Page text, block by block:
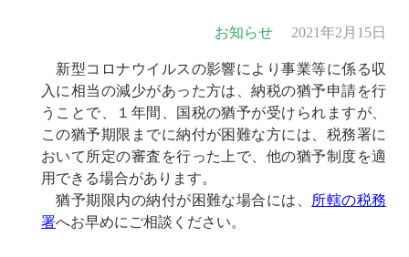
お知らせ 2021年2月15日
新型コロナウイルスの影響により事業等に係る収
入に相当の減少があった方は、納税の猶予申請を行
うことで、１年間、国税の猶予が受けられますが、
この猶予期限までに納付が困難な方には、税務署に
おいて所定の審査を行った上で、他の猶予制度を適
用できる場合があります。
猶予期限内の納付が困難な場合には、 所轄の税務
署へお早めにご相談ください。